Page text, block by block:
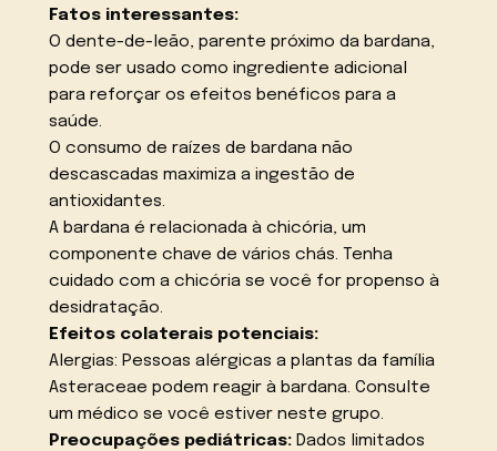
Fatos interessantes:
O dente-de-leão, parente próximo da bardana,
pode ser usado como ingrediente adicional
para reforçar os efeitos benéficos para a
saúde.
O consumo de raízes de bardana não
descascadas maximiza a ingestão de
antioxidantes.
A bardana é relacionada à chicória, um
componente chave de vários chás. Tenha
cuidado com a chicória se você for propenso à
desidratação.
Efeitos colaterais potenciais:
Alergias: Pessoas alérgicas a plantas da família
Asteraceae podem reagir à bardana. Consulte
um médico se você estiver neste grupo.
Preocupações pediátricas: Dados limitados